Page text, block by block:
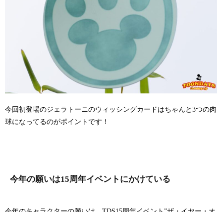
今回初登場のジェラトーニのウィッシングカードはちゃんと3つの肉
球になってるのがポイントです！
今年の願いは15周年イベントにかけている